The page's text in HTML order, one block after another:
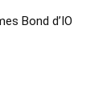
Bond d’IO